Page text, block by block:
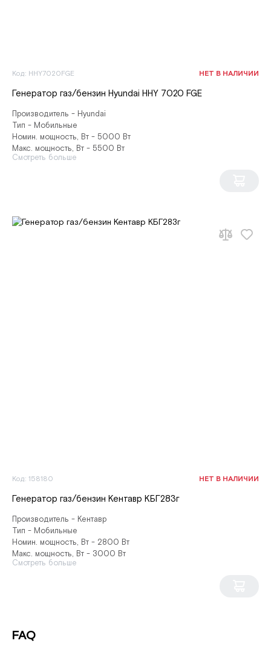
Код: HHY7020FGE НЕТ В НАЛИЧИИ
Генератор газ/бензин Hyundai HHY 7020 FGE
Производитель - Hyundai
Тип - Мобильные
Номин. мощность, Вт - 5000 Вт
Макс. мощность, Вт - 5500 Вт
Смотреть больше
Код: 158180 НЕТ В НАЛИЧИИ
Генератор газ/бензин Кентавр КБГ283г
Производитель - Кентавр
Тип - Мобильные
Номин. мощность, Вт - 2800 Вт
Макс. мощность, Вт - 3000 Вт
Смотреть больше
FAQ